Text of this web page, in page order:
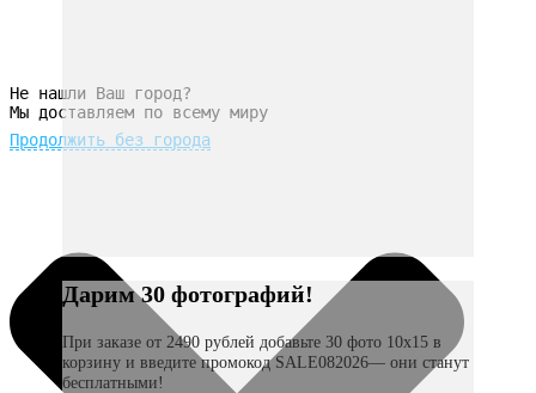
Не нашли Ваш город?
Мы доставляем по всему миру
Продолжить без города
Дарим 30 фотографий!
При заказе от 2490 рублей добавьте 30 фото 10х15 в
корзину и введите промокод SALE082026— они станут
бесплатными!